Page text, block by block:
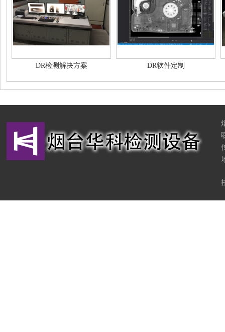
DR检测解决方案 DR软件定制